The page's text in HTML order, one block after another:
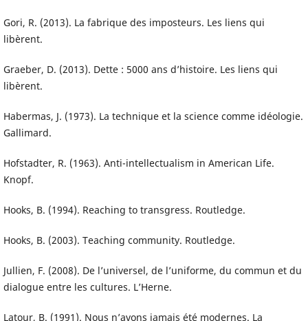
Gori, R. (2013). La fabrique des imposteurs. Les liens qui
libèrent.
Graeber, D. (2013). Dette : 5000 ans d’histoire. Les liens qui
libèrent.
Habermas, J. (1973). La technique et la science comme idéologie.
Gallimard.
Hofstadter, R. (1963). Anti-intellectualism in American Life.
Knopf.
Hooks, B. (1994). Reaching to transgress. Routledge.
Hooks, B. (2003). Teaching community. Routledge.
Jullien, F. (2008). De l’universel, de l’uniforme, du commun et du
dialogue entre les cultures. L’Herne.
Latour, B. (1991). Nous n’avons jamais été modernes. La